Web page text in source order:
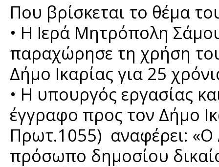
Που βρίσκεται το θέμα
• Η Ιερά Μητρόπολη
παραχώρησε τη χρήση
Δήμο Ικαρίας για 25
• Η υπουργός εργασίας
έγγραφο προς τον Δήμο
Πρωτ.1055) αναφέρει: «Ο
πρόσωπο δημοσίου